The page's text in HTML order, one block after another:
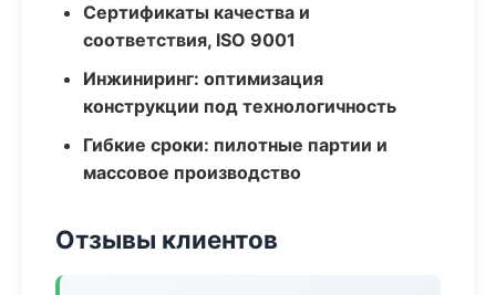
Сертификаты качества и
соответствия, ISO 9001
Инжиниринг: оптимизация
конструкции под технологичность
Гибкие сроки: пилотные партии и
массовое производство
Отзывы клиентов